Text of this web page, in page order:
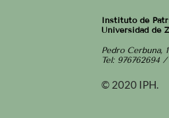
Instituto de
Universidad de
Pedro Cerbuna,
Tel: 976762694
© 2020 IPH.